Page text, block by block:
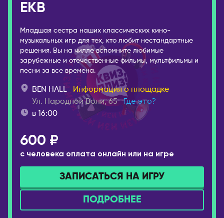
EKB
Младшая сестра наших классических кино-
музыкальных игр для тех, кто любит нестандартные
решения. Вы на чилле вспомните любимые
зарубежные и отечественные фильмы, мультфильмы и
песни за все времена.
BEN HALL
Информация о площадке
Ул. Народной Воли, 65 Где это?
в 16:00
600 ₽
с человека оплата онлайн или на игре
ЗАПИСАТЬСЯ НА ИГРУ
ПОДРОБНЕЕ